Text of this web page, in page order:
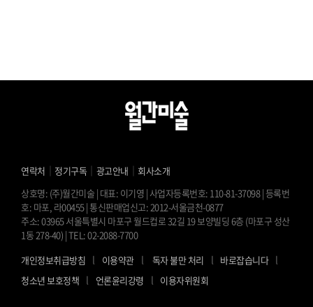
연락처 정기구독 광고안내
회사소개
상호명: (주)월간미술 | 대표: 이기영 | 사업자등록번호: 110-81-37098 | 등록번
호: 마포, 라00455 | 통신판매업신고: 2012-서울금천-0877
주소: 03965 서울특별시 마포구 월드컵로 32길 19 보양빌딩 6층 (마포구 성산
1동 278-40) | TEL: 02-2088-7700
개인정보취급방침 l 이용약관 l 독자 불만 처리 l 바로잡습니다 l
청소년 보호정책 l 언론윤리강령 l 이용자위원회